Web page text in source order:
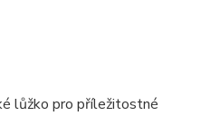
lůžko pro příležitostné